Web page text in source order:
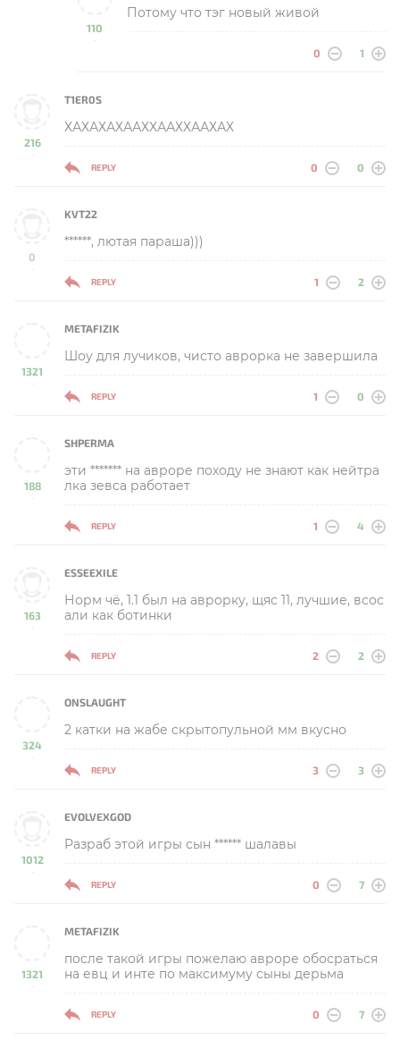
110
-
Потому что тэг новый живой
0 1
216
-
T1ER0S
ХАХАХАХААХХААХХААХАХ
REPLY 0 0
0
-
KVT22
******, лютая параша)))
REPLY 1 2
1321
-
METAFIZIK
Шоу для лучиков, чисто аврорка не завершила
REPLY 1 0
188
-
SHPERMA
эти ******* на авроре походу не знают как нейтра
лка зевса работает
REPLY 1 4
163
-
ESSEEXILE
Норм чё, 1.1 был на аврорку, щяс 11, лучшие, всос
али как ботинки
REPLY 2 2
324
-
ONSLAUGHT
2 катки на жабе скрытопульной мм вкусно
REPLY 3 3
1012
-
EVOLVEXGOD
Разраб этой игры сын ****** шалавы
REPLY 0 7
1321
-
METAFIZIK
после такой игры пожелаю авроре обосраться
на евц и инте по максимуму сыны дерьма
REPLY 0 7